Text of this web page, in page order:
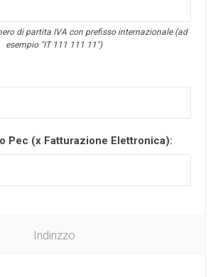
di partita IVA con prefisso internazionale (ad
esempio "IT 111 111 11")
Pec (x Fatturazione Elettronica):
Indirizzo